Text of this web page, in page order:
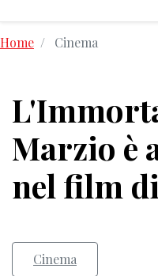
Home Cinema
Marzio è
nel film
Cinema